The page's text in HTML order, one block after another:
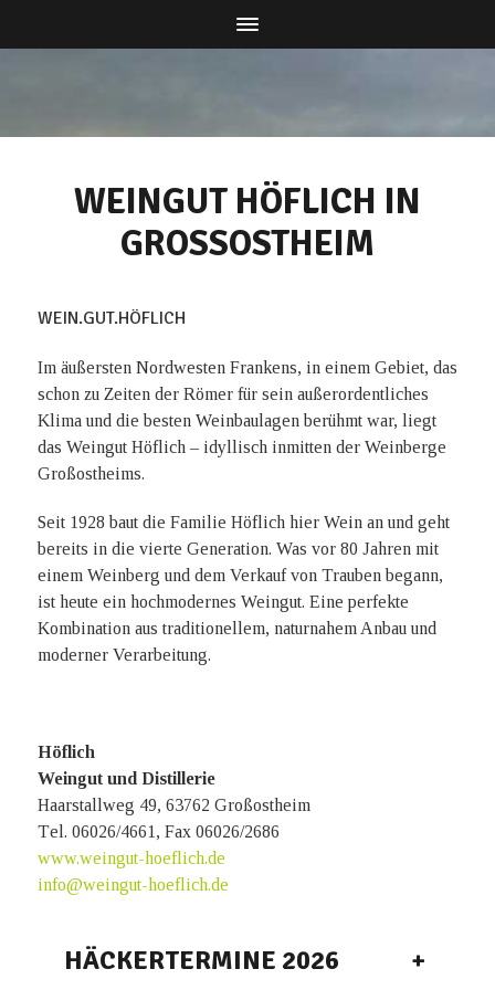
WEINGUT HÖFLICH IN
GROSSOSTHEIM
WEIN.GUT.HÖFLICH
Im äußersten Nordwesten Frankens, in einem Gebiet, das
schon zu Zeiten der Römer für sein außerordentliches
Klima und die besten Weinbaulagen berühmt war, liegt
das Weingut Höflich – idyllisch inmitten der Weinberge
Großostheims.
Seit 1928 baut die Familie Höflich hier Wein an und geht
bereits in die vierte Generation. Was vor 80 Jahren mit
einem Weinberg und dem Verkauf von Trauben begann,
ist heute ein hochmodernes Weingut. Eine perfekte
Kombination aus traditionellem, naturnahem Anbau und
moderner Verarbeitung.
Höflich
Weingut und Distillerie
Haarstallweg 49, 63762 Großostheim
Тel. 06026/4661, Fax 06026/2686
www.weingut-hoeflich.de
info@weingut-hoeflich.de
HÄCKERTERMINE 2026